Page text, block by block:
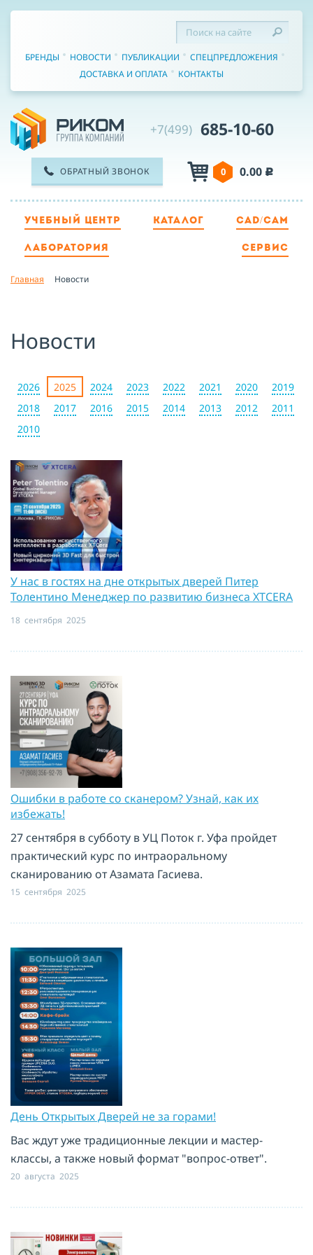
БРЕНДЫ НОВОСТИ ПУБЛИКАЦИИ
СПЕЦПРЕДЛОЖЕНИЯ
ДОСТАВКА И ОПЛАТА
КОНТАКТЫ
+7(499) 685-10-60
ОБРАТНЫЙ ЗВОНОК 0 0.00 c
ОТПРАВИТЬ
УЧЕБНЫЙ ЦЕНТР КАТАЛОГ CAD/CAM
ЛАБОРАТОРИЯ СЕРВИС
Главная Новости
Новости
2026 2025 2024 2023 2022 2021 2020
2019
2018
2017 2016 2015 2014 2013 2012
2011
2010
У нас в гостях на дне открытых дверей Питер
Толентино Менеджер по развитию бизнеса XTCERA
18 сентября 2025
Ошибки в работе со сканером? Узнай, как их
избежать!
27 сентября в субботу в УЦ Поток г. Уфа пройдет
практический курс по интраоральному
сканированию от Азамата Гасиева.
15 сентября 2025
День Открытых Дверей не за горами!
Вас ждут уже традиционные лекции и мастер-
классы, а также новый формат "вопрос-ответ".
20 августа 2025